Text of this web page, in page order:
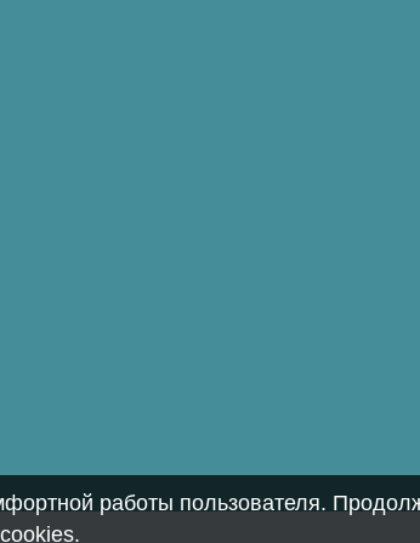
работы пользователя.
.